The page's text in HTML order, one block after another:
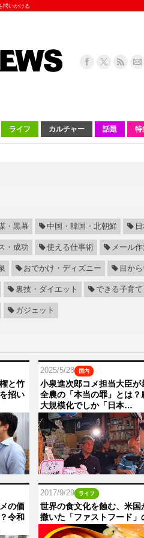
問いかける
ライフ カルチャー 話題 特
・黒幕 中国・韓国・北朝鮮
・成功 使える仕事術 メール
おでかけ・ディズニー 目から
裏技・ダイエット できる子育て
ガジェット
と竹
招い
2025/5/28 国内
小泉進次郎コメ担当大臣が
全農の「本当の罪」とは？
大規模化でしか「日本…
の価
令和
2017/9/29 ライフ
世界の食文化を蝕む、米国
撒いた「ファストフード」